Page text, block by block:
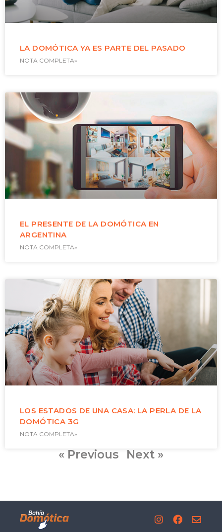
LA DOMÓTICA YA ES PARTE DEL PASADO
NOTA COMPLETA»
EL PRESENTE DE LA DOMÓTICA EN
ARGENTINA
NOTA COMPLETA»
LOS ESTADOS DE UNA CASA: LA PERLA DE LA
DOMÓTICA 3G
NOTA COMPLETA»
« Previous Next »